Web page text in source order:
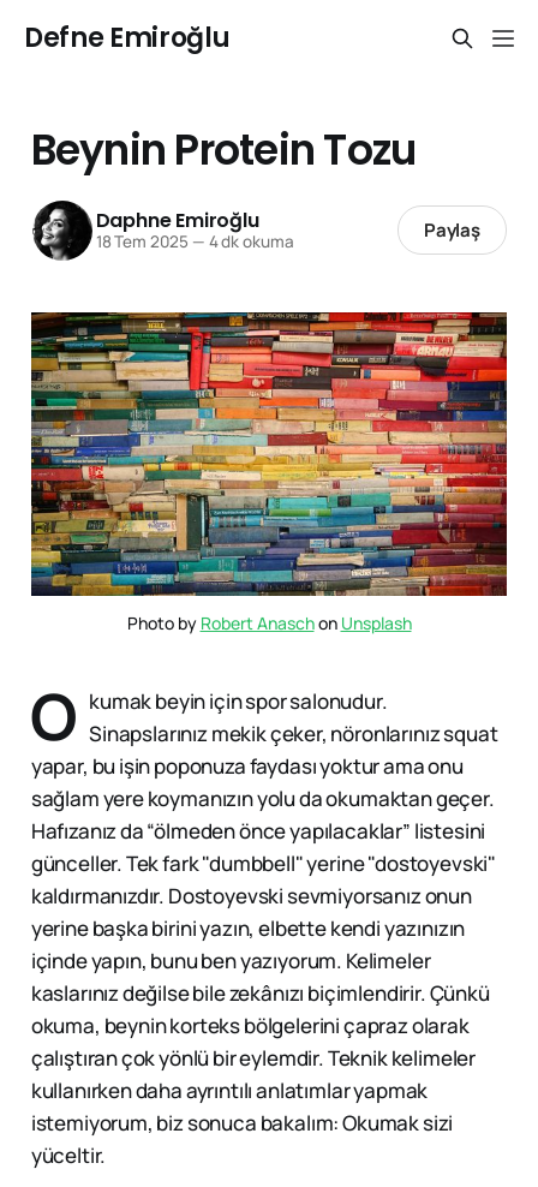
Defne Emiroğlu
Beynin Protein Tozu
Daphne Emiroğlu
18 Tem 2025 — 4 dk okuma Paylaş
Photo by Robert Anasch on Unsplash
O kumak beyin için spor salonudur.
Sinapslarınız mekik çeker, nöronlarınız squat
yapar, bu işin poponuza faydası yoktur ama onu
sağlam yere koymanızın yolu da okumaktan geçer.
Hafızanız da “ölmeden önce yapılacaklar” listesini
günceller. Tek fark "dumbbell" yerine "dostoyevski"
kaldırmanızdır. Dostoyevski sevmiyorsanız onun
yerine başka birini yazın, elbette kendi yazınızın
içinde yapın, bunu ben yazıyorum. Kelimeler
kaslarınız değilse bile zekânızı biçimlendirir. Çünkü
okuma, beynin korteks bölgelerini çapraz olarak
çalıştıran çok yönlü bir eylemdir. Teknik kelimeler
kullanırken daha ayrıntılı anlatımlar yapmak
istemiyorum, biz sonuca bakalım: Okumak sizi
yüceltir.